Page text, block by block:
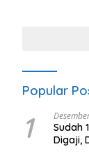
Popular
1
Sudah
Digaji,